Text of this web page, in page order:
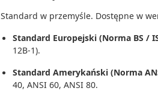
Standard w przemyśle. Dostępne w
Standard Europejski (Norma BS /
12B-1).
Standard Amerykański (Norma
40, ANSI 60, ANSI 80.